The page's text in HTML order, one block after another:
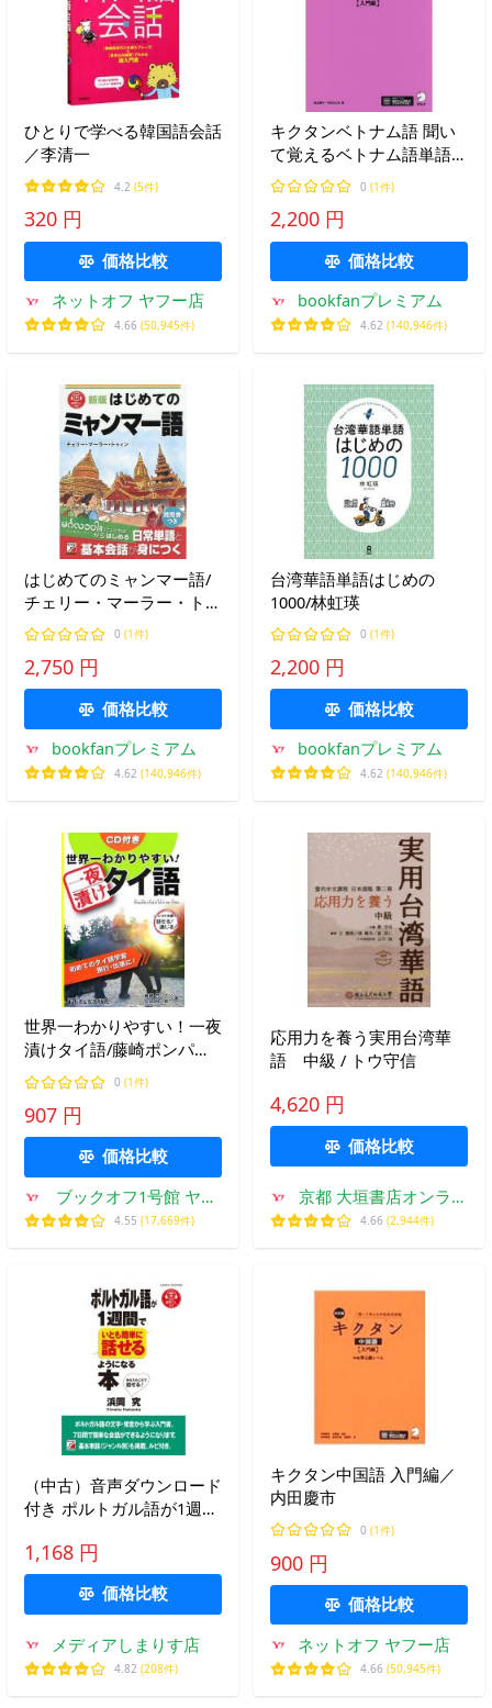
ひとりで学べる韓国語会話
／李清一
4.2 (5件)
320 円
価格比較
ネットオフ ヤフー店
4.66 (50,945件)
キクタンベトナム語 聞い
て覚えるベトナム語単語帳
入門編/吉本康子/今田ひと
み
0 (1件)
2,200 円
価格比較
bookfanプレミアム
4.62 (140,946件)
はじめてのミャンマー語/
チェリー・マーラー・トゥ
ィン
0 (1件)
2,750 円
価格比較
bookfanプレミアム
4.62 (140,946件)
台湾華語単語はじめの
1000/林虹瑛
0 (1件)
2,200 円
価格比較
bookfanプレミアム
4.62 (140,946件)
世界一わかりやすい！一夜
漬けタイ語/藤崎ポンパン
(著者),早坂裕一郎(著者)
0 (1件)
907 円
価格比較
ブックオフ1号館 ヤフ
ーショッピング店
4.55 (17,669件)
応用力を養う実用台湾華
語 中級 / トウ守信
4,620 円
価格比較
京都 大垣書店オンライ
ン
4.66 (2,944件)
（中古）音声ダウンロード
付き ポルトガル語が1週間
になる本 (ASUKA
CULTURE) 浜岡 究
1,168 円
価格比較
メディアしまりす店
4.82 (208件)
キクタン中国語 入門編／
内田慶市
0 (1件)
900 円
価格比較
ネットオフ ヤフー店
4.66 (50,945件)